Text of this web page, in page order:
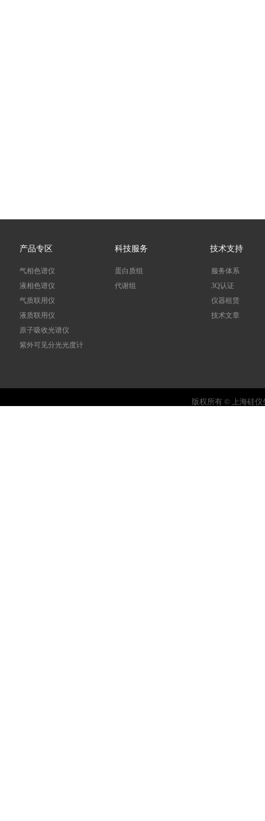
产品专区 科技服务
蛋白质组
代谢组
气相色谱仪
液相色谱仪
气质联用仪
液质联用仪
原子吸收光谱仪
紫外可见分光光度计
版权所有 © 上海硅
技术支持
服务体系
3Q认证
仪器租赁
技术文章